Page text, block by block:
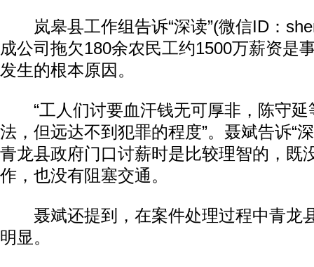
岚皋县工作组告诉“深读”(微信ID：
成公司拖欠180余农民工约1500万薪资是
发生的根本原因。
“工人们讨要血汗钱无可厚非，陈守延
法，但远达不到犯罪的程度”。聂斌告诉“
青龙县政府门口讨薪时是比较理智的，既
作，也没有阻塞交通。
聂斌还提到，在案件处理过程中青龙
明显。